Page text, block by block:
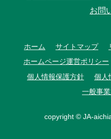
お問
ホーム サイトマップ
ホームページ運営ポリシー
個人情報保護方針
個人
一般事
copyright © JA-